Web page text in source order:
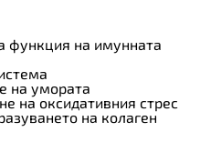
функция на имунната
на умората
на оксидативния стрес
на колаген